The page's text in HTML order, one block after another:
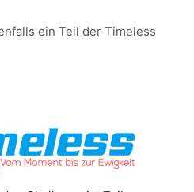
ein Teil der Timeless